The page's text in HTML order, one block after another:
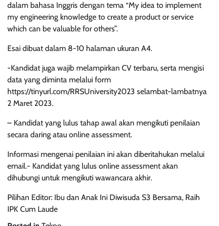
dalam bahasa Inggris dengan tema “My idea to implement
my engineering knowledge to create a product or service
which can be valuable for others”.
Esai dibuat dalam 8-10 halaman ukuran A4.
-Kandidat juga wajib melampirkan CV terbaru, serta mengisi
data yang diminta melalui form
https://tinyurl.com/RRSUniversity2023 selambat-lambatnya
2 Maret 2023.
– Kandidat yang lulus tahap awal akan mengikuti penilaian
secara daring atau online assessment.
Informasi mengenai penilaian ini akan diberitahukan melalui
email.- Kandidat yang lulus online assessment akan
dihubungi untuk mengikuti wawancara akhir.
Pilihan Editor: Ibu dan Anak Ini Diwisuda S3 Bersama, Raih
IPK Cum Laude